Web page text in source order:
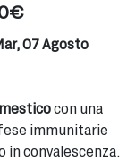
07 Agosto
con una
immunitarie
in convalescenza.